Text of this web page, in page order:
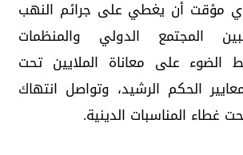
مؤقت أن يغطي على جرائم النهب
المجتمع الدولي والمنظمات
الضوء على معاناة الملايين تحت
الحكم الرشيد، وتواصل انتهاك
غطاء المناسبات الدينية.